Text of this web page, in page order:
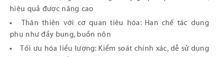
hiệu quả được nâng cao
Thân thiện với cơ quan tiêu hóa: Hạn chế tác dụng
phụ như đầy bụng, buồn nôn
Tối ưu hóa liều lượng: Kiểm soát chính xác, dễ sử dụng